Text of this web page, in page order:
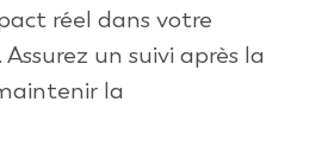
réel dans votre
un suivi après la
la